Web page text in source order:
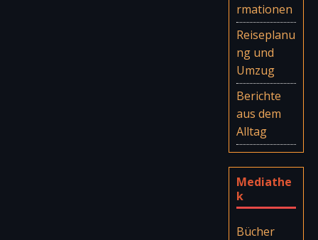
rmationen
Reiseplanu
ng und
Umzug
Berichte
aus dem
Alltag
Mediathe
k
Bücher